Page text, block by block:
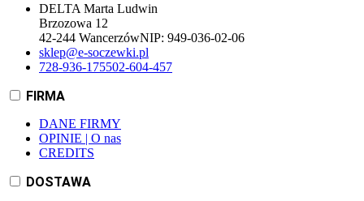
DELTA Marta Ludwin
Brzozowa 12
42-244 WancerzówNIP: 949-036-02-06
sklep@e-soczewki.pl
728-936-175502-604-457
FIRMA
DANE FIRMY
OPINIE | O nas
CREDITS
DOSTAWA